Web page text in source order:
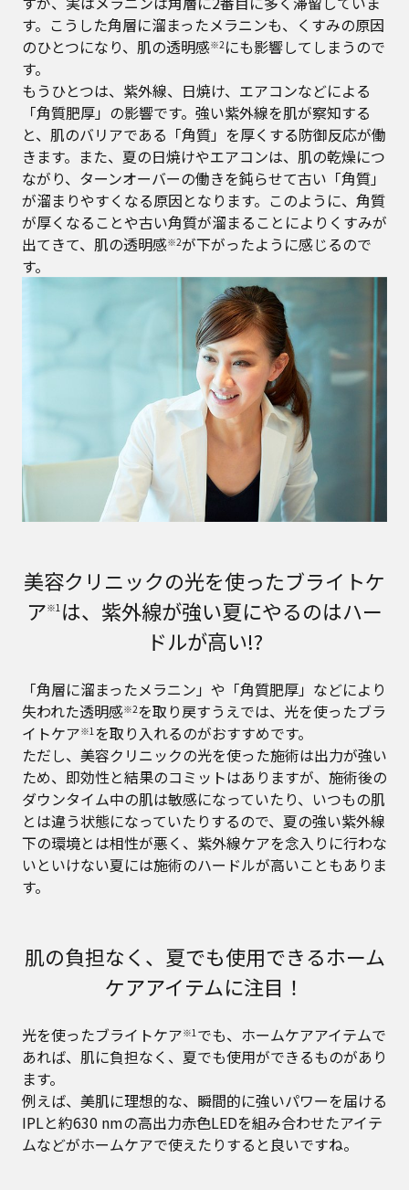
す。こうした角層に溜まったメラニンも、くすみの原因
のひとつになり、肌の透明感※2にも影響してしまうので
す。
もうひとつは、紫外線、日焼け、エアコンなどによる
「角質肥厚」の影響です。強い紫外線を肌が察知する
と、肌のバリアである「角質」を厚くする防御反応が働
きます。また、夏の日焼けやエアコンは、肌の乾燥につ
ながり、ターンオーバーの働きを鈍らせて古い「角質」
が溜まりやすくなる原因となります。このように、角質
が厚くなることや古い角質が溜まることによりくすみが
出てきて、肌の透明感※2が下がったように感じるので
す。
美容クリニックの光を使ったブライトケ
ア※1 は、紫外線が強い夏にやるのはハー
ドルが高い!?
「角層に溜まったメラニン」や「角質肥厚」などにより
失われた透明感※2を取り戻すうえでは、光を使ったブラ
イトケア※1 を取り入れるのがおすすめです。
ただし、美容クリニックの光を使った施術は出力が強い
ため、即効性と結果のコミットはありますが、施術後の
ダウンタイム中の肌は敏感になっていたり、いつもの肌
とは違う状態になっていたりするので、夏の強い紫外線
下の環境とは相性が悪く、紫外線ケアを念入りに行わな
いといけない夏には施術のハードルが高いこともありま
す。
肌の負担なく、夏でも使用できるホーム
ケアアイテムに注目！
光を使ったブライトケア※1 でも、ホームケアアイテムで
あれば、肌に負担なく、夏でも使用ができるものがあり
ます。
例えば、美肌に理想的な、瞬間的に強いパワーを届ける
IPLと約630 nmの高出力赤色LEDを組み合わせたアイテ
ムなどがホームケアで使えたりすると良いですね。